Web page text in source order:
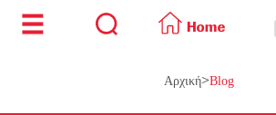
Αρχική>Blog